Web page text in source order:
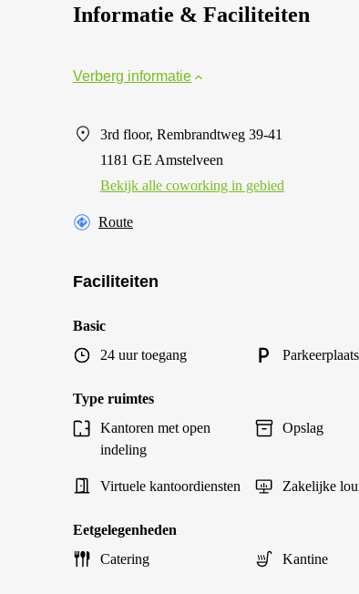
Informatie & Faciliteiten
Verberg informatie
3rd floor, Rembrandtweg 39-41
1181 GE Amstelveen
Bekijk alle сoworking in gebied
Route
Faciliteiten
Basic
24 uur toegang
Parkeerplaats
Type ruimtes
Kantoren met open
indeling
Opslag
Virtuele kantoordiensten Zakelijke
Eetgelegenheden
Catering
Kantine